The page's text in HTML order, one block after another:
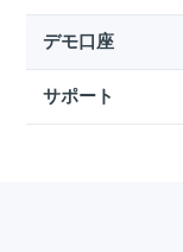
デモ口座
サポート